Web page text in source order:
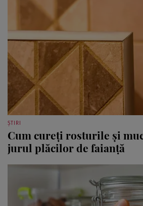
Cum cureți rosturile și
jurul plăcilor de faianță